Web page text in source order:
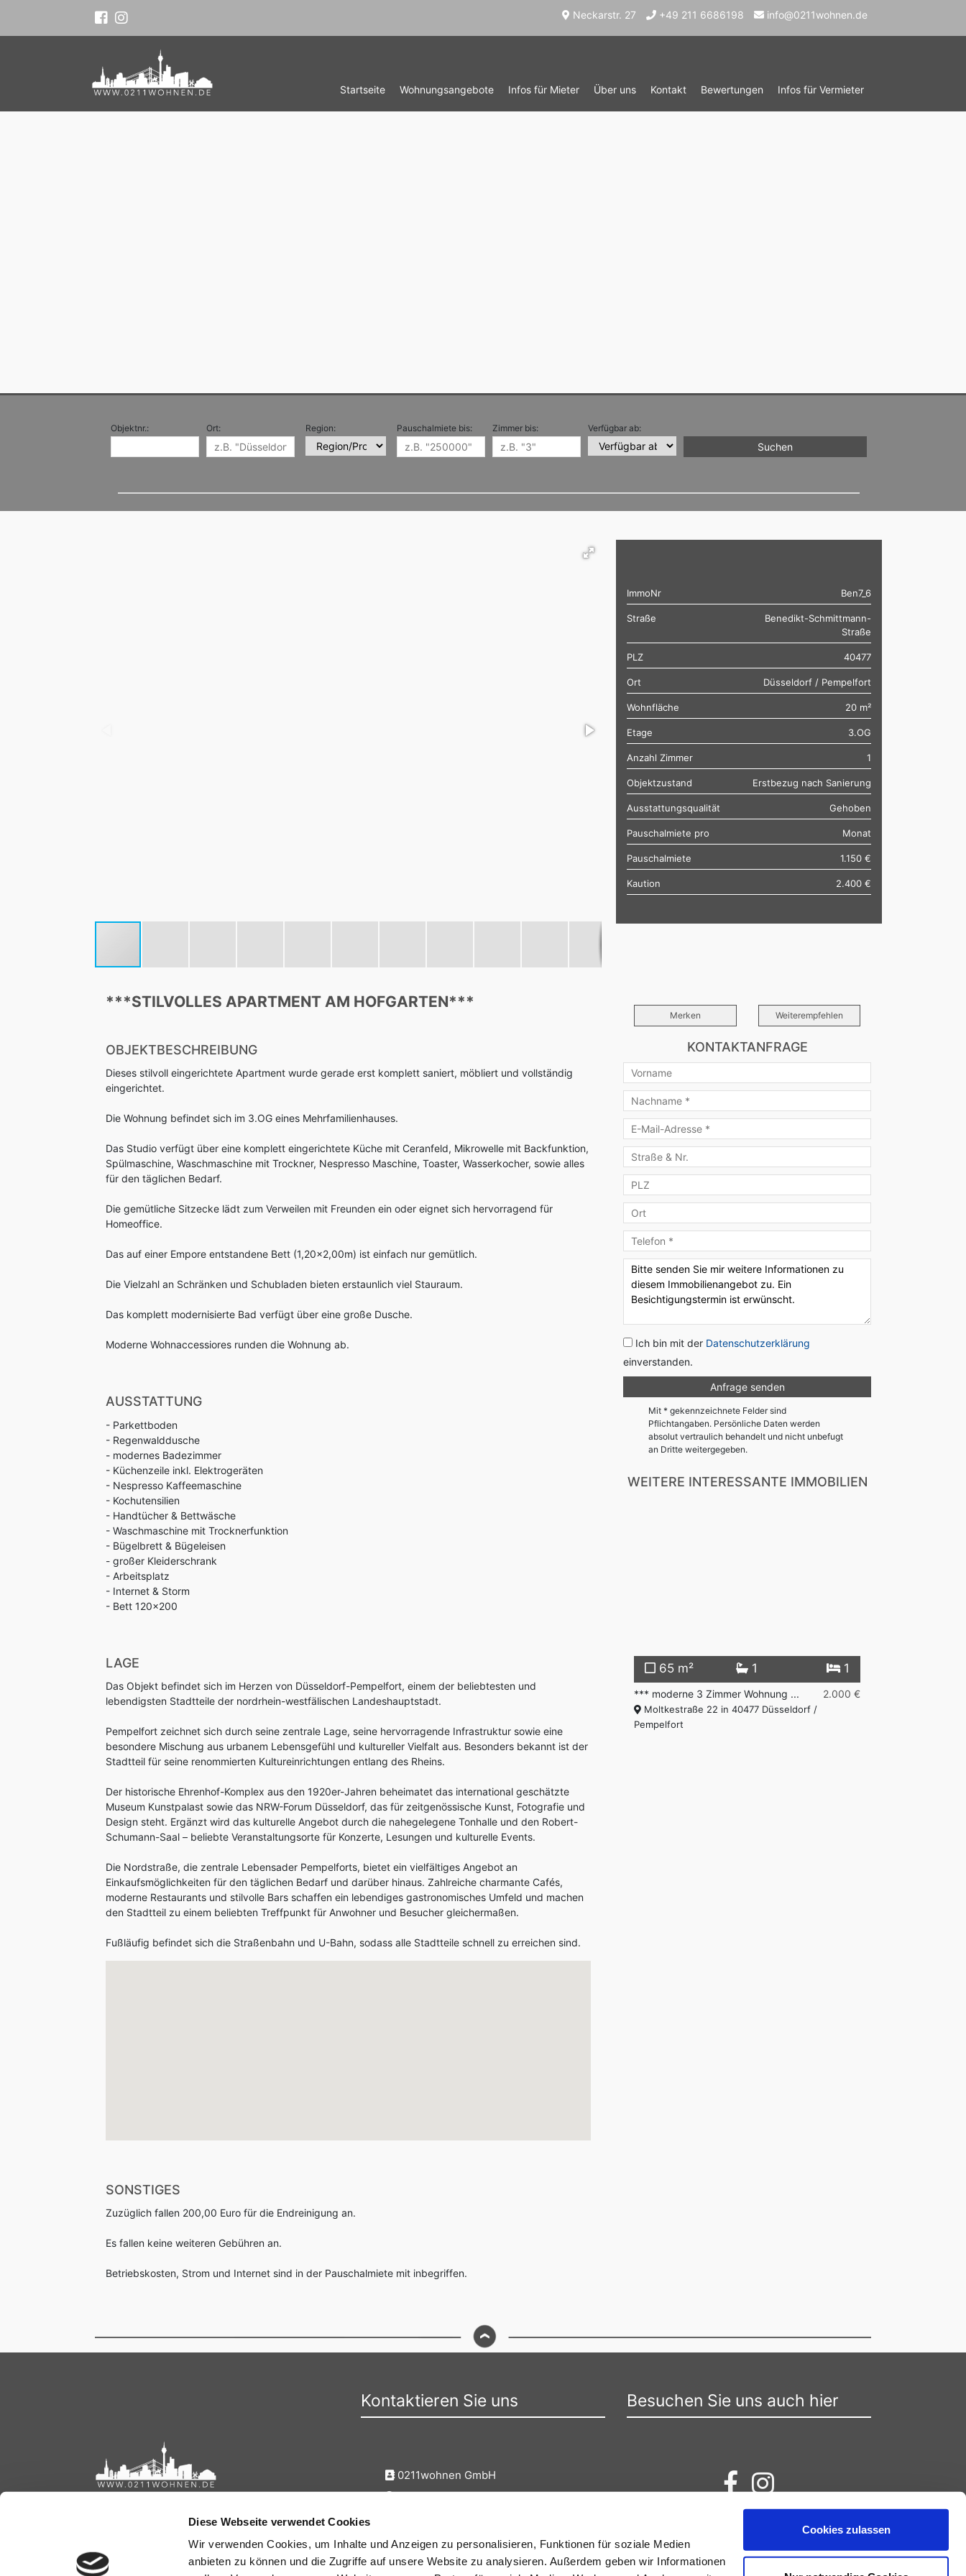
Diese Webseite verwendet Cookies
Wir verwenden Cookies, um Inhalte und Anzeigen zu personalisieren, Funktionen für soziale Medien
anbieten zu können und die Zugriffe auf unsere Website zu analysieren. Außerdem geben wir Informationen
Cookies zulassen
Neckarstr. 27 +49 211 6686198 info@0211wohnen.de
Startseite Wohnungsangebote Infos für Mieter Über uns Kontakt Bewertungen Infos für Vermieter
Objektnr.: Ort: Region: Pauschalmiete bis: Zimmer bis: Verfügbar ab:
ImmoNr Ben7_6
Straße
Benedikt-Schmittmann-
Straße
PLZ 40477
Ort Düsseldorf / Pempelfort
Wohnfläche 20 m²
Etage 3.OG
Anzahl Zimmer 1
Objektzustand Erstbezug nach Sanierung
Ausstattungsqualität Gehoben
Pauschalmiete pro Monat
Pauschalmiete 1.150 €
Kaution 2.400 €
***STILVOLLES APARTMENT AM HOFGARTEN***
OBJEKTBESCHREIBUNG
Dieses stilvoll eingerichtete Apartment wurde gerade erst komplett saniert, möbliert und vollständig
eingerichtet.
Die Wohnung befindet sich im 3.OG eines Mehrfamilienhauses.
Das Studio verfügt über eine komplett eingerichtete Küche mit Ceranfeld, Mikrowelle mit Backfunktion,
Spülmaschine, Waschmaschine mit Trockner, Nespresso Maschine, Toaster, Wasserkocher, sowie alles
für den täglichen Bedarf.
Die gemütliche Sitzecke lädt zum Verweilen mit Freunden ein oder eignet sich hervorragend für
Homeoffice.
Das auf einer Empore entstandene Bett (1,20x2,00m) ist einfach nur gemütlich.
Die Vielzahl an Schränken und Schubladen bieten erstaunlich viel Stauraum.
Das komplett modernisierte Bad verfügt über eine große Dusche.
Moderne Wohnaccessiores runden die Wohnung ab.
AUSSTATTUNG
- Parkettboden
- Regenwalddusche
- modernes Badezimmer
- Küchenzeile inkl. Elektrogeräten
- Nespresso Kaffeemaschine
- Kochutensilien
- Handtücher & Bettwäsche
- Waschmaschine mit Trocknerfunktion
- Bügelbrett & Bügeleisen
- großer Kleiderschrank
- Arbeitsplatz
- Internet & Storm
- Bett 120x200
LAGE
Das Objekt befindet sich im Herzen von Düsseldorf-Pempelfort, einem der beliebtesten und
lebendigsten Stadtteile der nordrhein-westfälischen Landeshauptstadt.
Pempelfort zeichnet sich durch seine zentrale Lage, seine hervorragende Infrastruktur sowie eine
besondere Mischung aus urbanem Lebensgefühl und kultureller Vielfalt aus. Besonders bekannt ist der
Stadtteil für seine renommierten Kultureinrichtungen entlang des Rheins.
Der historische Ehrenhof-Komplex aus den 1920er-Jahren beheimatet das international geschätzte
Museum Kunstpalast sowie das NRW-Forum Düsseldorf, das für zeitgenössische Kunst, Fotografie und
Design steht. Ergänzt wird das kulturelle Angebot durch die nahegelegene Tonhalle und den Robert-
Schumann-Saal – beliebte Veranstaltungsorte für Konzerte, Lesungen und kulturelle Events.
Die Nordstraße, die zentrale Lebensader Pempelforts, bietet ein vielfältiges Angebot an
Einkaufsmöglichkeiten für den täglichen Bedarf und darüber hinaus. Zahlreiche charmante Cafés,
moderne Restaurants und stilvolle Bars schaffen ein lebendiges gastronomisches Umfeld und machen
den Stadtteil zu einem beliebten Treffpunkt für Anwohner und Besucher gleichermaßen.
Fußläufig befindet sich die Straßenbahn und U-Bahn, sodass alle Stadtteile schnell zu erreichen sind.
SONSTIGES
Zuzüglich fallen 200,00 Euro für die Endreinigung an.
Es fallen keine weiteren Gebühren an.
Betriebskosten, Strom und Internet sind in der Pauschalmiete mit inbegriffen.
Merken Weiterempfehlen
KONTAKTANFRAGE
Ich bin mit der Datenschutzerklärung
einverstanden.
Mit * gekennzeichnete Felder sind
Pflichtangaben. Persönliche Daten werden
absolut vertraulich behandelt und nicht unbefugt
an Dritte weitergegeben.
WEITERE INTERESSANTE IMMOBILIEN
65 m² 1 1
*** moderne 3 Zimmer Wohnung ... 2.000 €
Moltkestraße 22 in 40477 Düsseldorf /
Pempelfort
Kontaktieren Sie uns
0211wohnen GmbH
Neckarstr. 27, 40219 Düsseldorf
info@0211wohnen.de
Besuchen Sie uns auch hier